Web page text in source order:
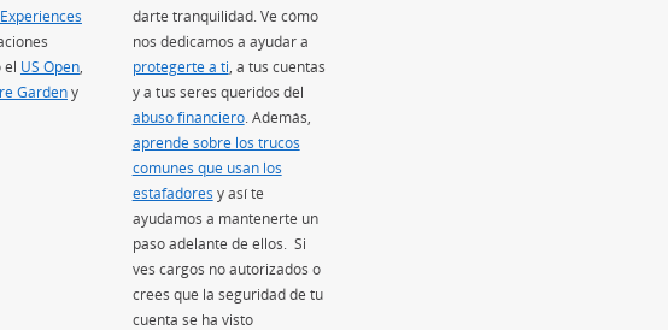
(Se abre en superposición)
el US Open(Se abre en superposición)
,
Garden(Se abre en superposición)
y
abre en superposición)
darte tranquilidad. Ve cómo
nos dedicamos a ayudar a
protegerte a ti , a tus cuentas
y a tus seres queridos del
abuso financiero. Además,
aprende sobre los trucos
comunes que usan los
estafadores (Se abre en superposición)
y así te
ayudamos a mantenerte un
paso adelante de ellos. Si
ves cargos no autorizados o
crees que la seguridad de tu
cuenta se ha visto